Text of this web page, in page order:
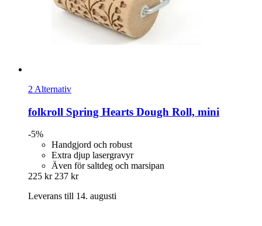
2 Alternativ
folkroll Spring Hearts Dough Roll, mini
-5%
Handgjord och robust
Extra djup lasergravyr
Även för saltdeg och marsipan
225 kr 237 kr
Leverans till 14. augusti